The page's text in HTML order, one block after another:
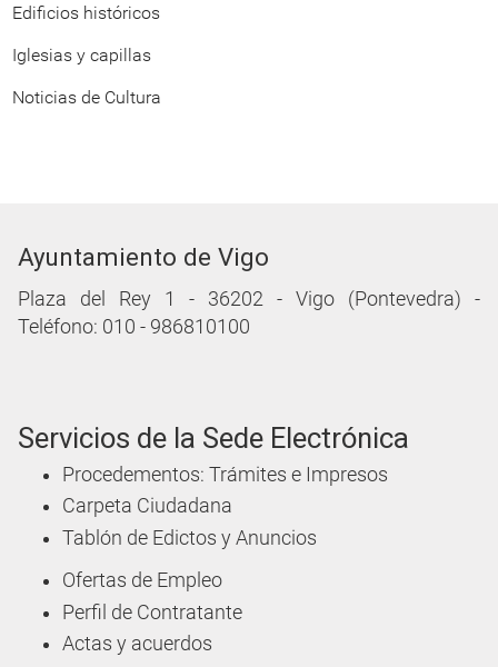
Edificios históricos
Iglesias y capillas
Noticias de Cultura
Ayuntamiento de Vigo
Plaza del Rey 1 - 36202 - Vigo (Pontevedra) -
Teléfono: 010 - 986810100
Servicios de la Sede Electrónica
Procedementos: Trámites e Impresos
Carpeta Ciudadana
Tablón de Edictos y Anuncios
Ofertas de Empleo
Perfil de Contratante
Actas y acuerdos